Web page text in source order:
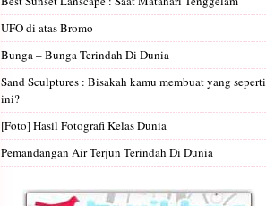
UFO di atas Bromo
Bunga – Bunga Terindah Di Dunia
Sand Sculptures : Bisakah kamu membuat yang seperti
ini?
[Foto] Hasil Fotografi Kelas Dunia
Pemandangan Air Terjun Terindah Di Dunia